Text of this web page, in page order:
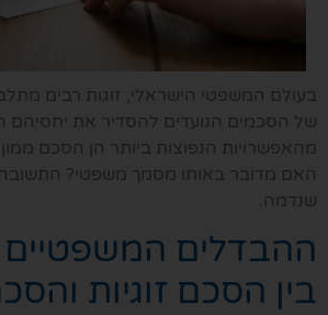
בעולם המשפטי הישראלי, זוגות רבים
של הסכמים הנועדים להסדיר את יחסיהם
מהאפשרויות הנפוצות ביותר הן הסכם ממון
האם מדובר באותו מסמך משפטי? התשובה
שנדמה.
ההבדלים המשפטיים
בין הסכם זוגיות